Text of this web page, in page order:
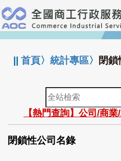
跳
到
主
要
:::
||首頁〉統計專區〉 閉
全
站
檢
索
【熱門查詢】公司/商
閉鎖性公司名錄